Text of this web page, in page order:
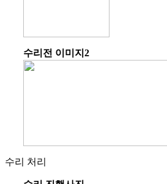
수리전 이미지2
수리 처리